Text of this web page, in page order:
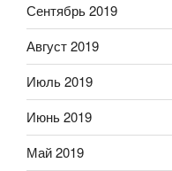
Сентябрь 2019
Август 2019
Июль 2019
Июнь 2019
Май 2019